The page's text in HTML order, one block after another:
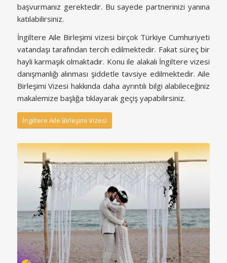
başvurmanız gerektedir. Bu sayede partnerinizi yanına
katılabilirsiniz.
İngiltere Aile Birleşimi vizesi birçok Türkiye Cumhuriyeti
vatandaşı tarafından tercih edilmektedir. Fakat süreç bir
hayli karmaşık olmaktadır. Konu ile alakalı İngiltere vizesi
danışmanlığı alınması şiddetle tavsiye edilmektedir. Aile
Birleşimi Vizesi hakkında daha ayrıntılı bilgi alabileceğiniz
makalemize başlığa tıklayarak geçiş yapabilirsiniz.
İngiltere Aile Birleşimi Vizesi